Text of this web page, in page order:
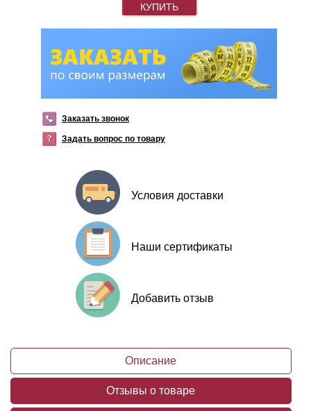
КУПИТЬ
Заказать звонок
Задать вопрос по товару
Условия доставки
Наши сертификаты
Добавить отзыв
Описание
Отзывы о товаре